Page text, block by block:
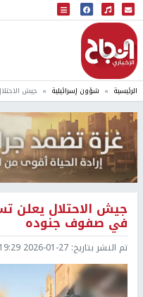
البث المباشر
إذاعة النجاح
الرئيسية شؤون إسرائيلية جيش
جيش الاحتلال يعلن
في صفوف جنوده
تم النشر بتاريخ: 2026-01-27 19:29